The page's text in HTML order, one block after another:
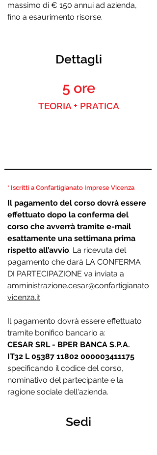
massimo di € 150 annui ad azienda,
fino a esaurimento risorse.
Dettagli
5 ore
TEORIA + PRATICA
* Iscritti a Confartigianato Imprese Vicenza
Il pagamento del corso dovrà essere
effettuato dopo la conferma del
corso che avverrà tramite e-mail
esattamente una settimana prima
rispetto all’avvio. La ricevuta del
pagamento che darà LA CONFERMA
DI PARTECIPAZIONE va inviata a
amministrazione.cesar@confartigianato
vicenza.it
Il pagamento dovrà essere effettuato
tramite bonifico bancario a:
CESAR SRL - BPER BANCA S.P.A.
IT32 L05387 11802 000003411175
specificando il codice del corso,
nominativo del partecipante e la
ragione sociale dell'azienda.
Sedi